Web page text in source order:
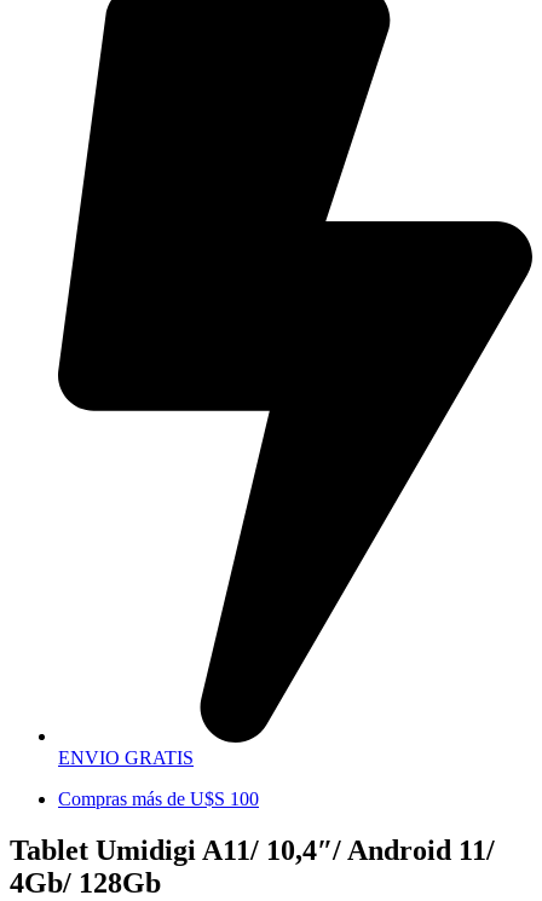
ENVIO GRATIS
Compras más de U$S 100
Tablet Umidigi A11/ 10,4″/ Android 11/
4Gb/ 128Gb